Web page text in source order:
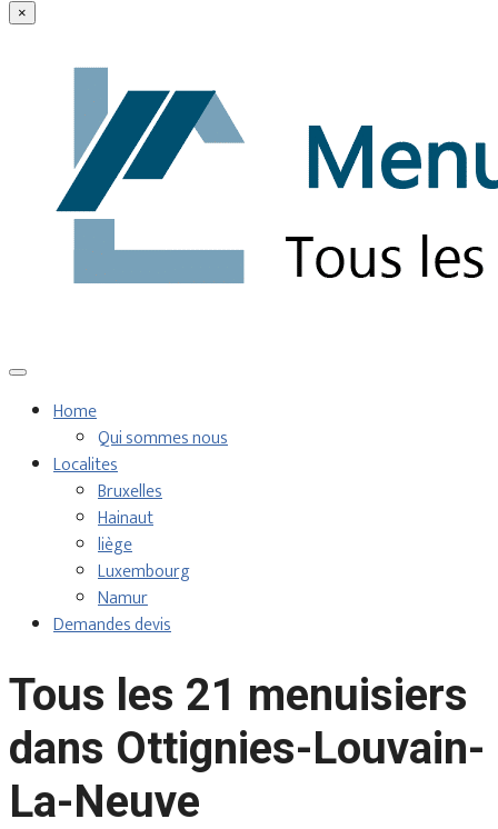
×
Home
Qui sommes nous
Localites
Bruxelles
Hainaut
liège
Luxembourg
Namur
Demandes devis
Tous les 21 menuisiers
dans Ottignies-Louvain-
La-Neuve